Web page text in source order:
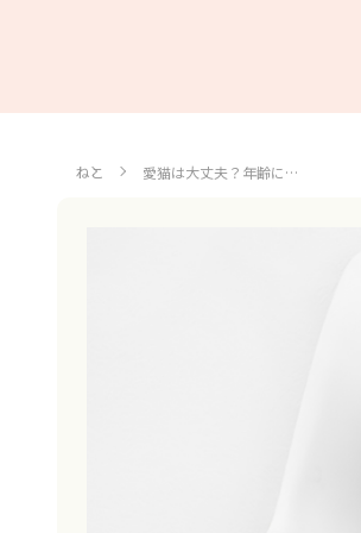
ねこ 愛猫は大丈夫？年齢に…